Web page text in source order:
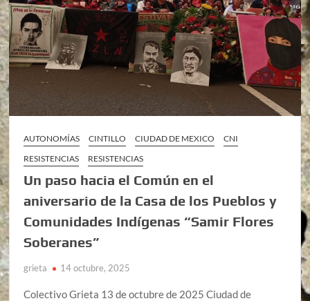
AUTONOMÍAS CINTILLO CIUDAD DE MEXICO
CNI
RESISTENCIAS
RESISTENCIAS
Un paso hacia el Común en el
aniversario de la Casa de los Pueblos y
Comunidades Indígenas “Samir Flores
Soberanes”
grieta 14 octubre, 2025
Colectivo Grieta 13 de octubre de 2025 Ciudad de